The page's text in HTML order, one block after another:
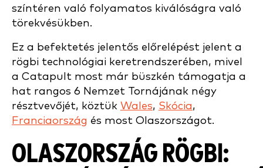
színtéren való folyamatos kiválóságra való
törekvésükben.
Ez a befektetés jelentős előrelépést jelent a
rögbi technológiai keretrendszerében, mivel
a Catapult most már büszkén támogatja a
hat rangos 6 Nemzet Tornájának négy
résztvevőjét, köztük Wales, Skócia,
Franciaország és most Olaszországot.
OLASZORSZÁG RÖGBI: